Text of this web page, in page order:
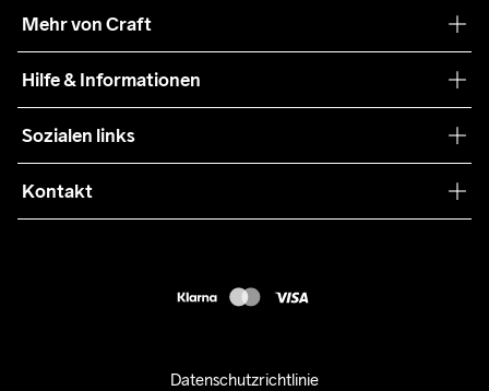
Nachhaltigkeit
Mehr von Craft
Teamwear
Zusammenarbeit
Press
Hilfe & Informationen
Retouren
Kundendienst
Sozialen links
Kontakt
Datenschutzrichtlinie